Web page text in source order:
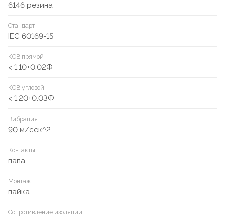
6146 резина
Стандарт
IEC 60169-15
КСВ прямой
< 1.10+0.02Ф
КСВ угловой
< 1.20+0.03Ф
Вибрация
90 м/сек^2
Контакты
папа
Монтаж
пайка
Сопротивление изоляции